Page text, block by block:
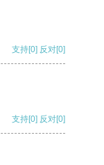
支持[0] 反对[0]
支持[0] 反对[0]